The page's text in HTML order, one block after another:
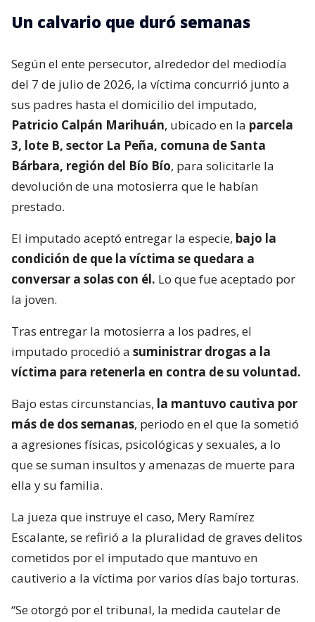
Un calvario que duró semanas
Según el ente persecutor, alrededor del mediodía
del 7 de julio de 2026, la víctima concurrió junto a
sus padres hasta el domicilio del imputado,
Patricio Calpán Marihuán, ubicado en la parcela
3, lote B, sector La Peña, comuna de Santa
Bárbara, región del Bío Bío, para solicitarle la
devolución de una motosierra que le habían
prestado.
El imputado aceptó entregar la especie, bajo la
condición de que la víctima se quedara a
conversar a solas con él. Lo que fue aceptado por
la joven.
Tras entregar la motosierra a los padres, el
imputado procedió a suministrar drogas a la
víctima para retenerla en contra de su voluntad.
Bajo estas circunstancias, la mantuvo cautiva por
más de dos semanas, periodo en el que la sometió
a agresiones físicas, psicológicas y sexuales, a lo
que se suman insultos y amenazas de muerte para
ella y su familia.
La jueza que instruye el caso, Mery Ramírez
Escalante, se refirió a la pluralidad de graves delitos
cometidos por el imputado que mantuvo en
cautiverio a la víctima por varios días bajo torturas.
“Se otorgó por el tribunal, la medida cautelar de